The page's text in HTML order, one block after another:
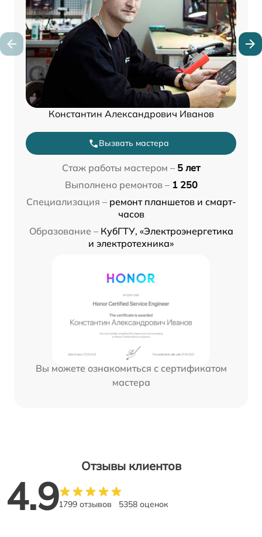
Константин Александрович Иванов
Вызвать мастера
Стаж работы мастером – 5 лет
Выполнено ремонтов – 1 250
Специализация – ремонт планшетов и смарт-
часов
Образование – КубГТУ, «Электроэнергетика
и электротехника»
Вы можете ознакомиться с сертификатом
мастера
Отзывы клиентов
4.91799 отзывов 5358 оценок